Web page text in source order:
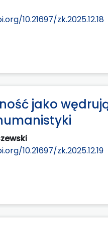
10.21697/zk.2025.12.18
jako
10.21697/zk.2025.12.19